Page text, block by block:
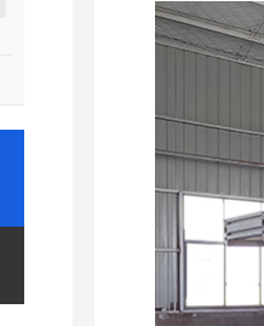
30kw高压清洗机